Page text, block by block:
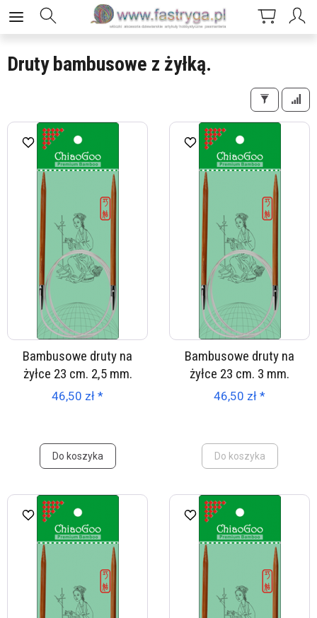
Druty bambusowe z żyłką.
Bambusowe druty na
żyłce 23 cm. 2,5 mm.
46,50 zł *
Do koszyka
Bambusowe druty na
żyłce 23 cm. 3 mm.
46,50 zł *
Do koszyka